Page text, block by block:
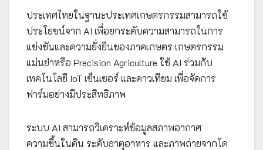
ประเทศไทยในฐานะประเทศเกษตรกรรมสามารถใช้
ประโยชน์จาก AI เพื่อยกระดับความสามารถในการ
แข่งขันและความยั่งยืนของภาคเกษตร เกษตรกรรม
แม่นยำหรือ Precision Agriculture ใช้ AI ร่วมกับ
เทคโนโลยี IoT เซ็นเซอร์ และดาวเทียม เพื่อจัดการ
ฟาร์มอย่างมีประสิทธิภาพ
ระบบ AI สามารถวิเคราะห์ข้อมูลสภาพอากาศ
ความชื้นในดิน ระดับธาตุอาหาร และภาพถ่ายจากโด